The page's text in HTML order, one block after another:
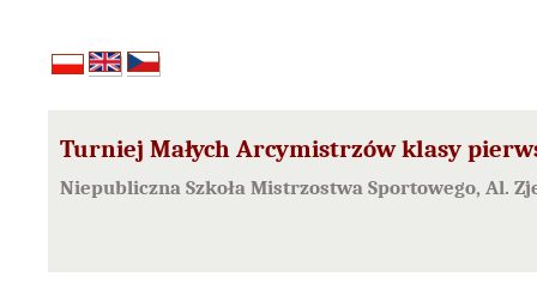
Turniej Małych Arcymistrzów klasy
Niepubliczna Szkoła Mistrzostwa Sportowego, Al.